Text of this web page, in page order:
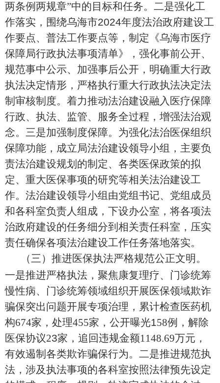
两条例两规章”中的目标和任务。 二是强化工
作落实， 围绕乌海市2024年度法治政府建设工
作要点、普法工作要点等， 制定《乌海市医疗
保障局行政执法事项清单》，强化事前公开、
规范事中公示、加强事后公开，明确重大行政
执法决定情形，严格执行重大行政执法决定法
制审核制度。 着力推动法治建设融入医疗保障
行政、执法、监管、服务全过程，增强法治观
念。 三是加强制度保障。 为强化法治医保组织
保障功能，成立局法治建设领导小组，主要负
责法治建设规划的制定、各类医保政策的拟
定、重大医保事项的研究等相关法治建设工
作。法治建设领导小组由党组书记、党组成员
和各科室负责人组成，下设办公室，将各项法
治政府建设的任务细分到相关责任科室，压实
责任确保各项法治建设工作任务落地落实。
（三）推进医保执法严格规范公正文明。
一是推进严格执法， 聚焦康复理疗、门诊统筹
慢性病、门诊统筹领域组织开展医保领域欺诈
骗保突出问题开展专项治理， 累计检查医药机
构674家，处理455家，公开曝光158例， 解除
医保协议23家， 追回违规金额1148.69万元 ，
有效遏制各类欺诈骗保行为。二是推进规范执
法，涉及执法事项的各科室按照法律预先设定